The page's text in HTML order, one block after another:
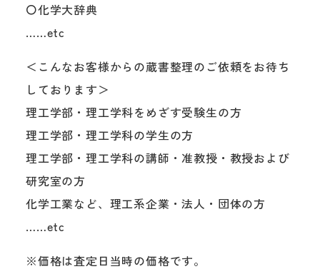
〇化学大辞典
……etc
＜こんなお客様からの蔵書整理のご依頼をお待ち
しております＞
理工学部・理工学科をめざす受験生の方
理工学部・理工学科の学生の方
理工学部・理工学科の講師・准教授・教授および
研究室の方
化学工業など、理工系企業・法人・団体の方
……etc
※価格は査定日当時の価格です。